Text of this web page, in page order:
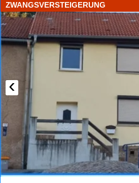
‹
ZWANGSVERSTEIGERUNG